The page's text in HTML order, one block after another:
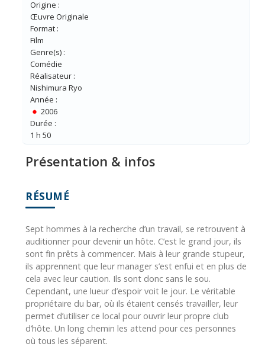
Origine :
Œuvre Originale
Format :
Film
Genre(s) :
Comédie
Réalisateur :
Nishimura Ryo
Année :
2006
Durée :
1 h 50
Présentation & infos
RÉSUMÉ
Sept hommes à la recherche d’un travail, se retrouvent à
auditionner pour devenir un hôte. C’est le grand jour, ils
sont fin prêts à commencer. Mais à leur grande stupeur,
ils apprennent que leur manager s’est enfui et en plus de
cela avec leur caution. Ils sont donc sans le sou.
Cependant, une lueur d’espoir voit le jour. Le véritable
propriétaire du bar, où ils étaient censés travailler, leur
permet d’utiliser ce local pour ouvrir leur propre club
d’hôte. Un long chemin les attend pour ces personnes
où tous les séparent.